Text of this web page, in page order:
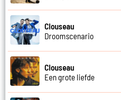
Clouseau
Droomscenario
Clouseau
Een grote liefde